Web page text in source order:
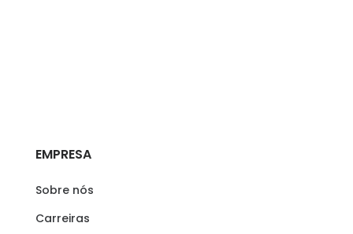
EMPRESA
Sobre nós
Carreiras